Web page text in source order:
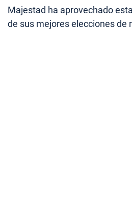
Majestad ha aprovechado
de sus mejores elecciones de